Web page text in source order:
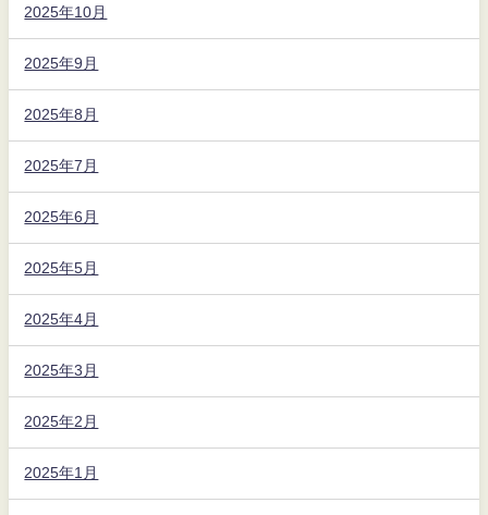
2025年10月
2025年9月
2025年8月
2025年7月
2025年6月
2025年5月
2025年4月
2025年3月
2025年2月
2025年1月